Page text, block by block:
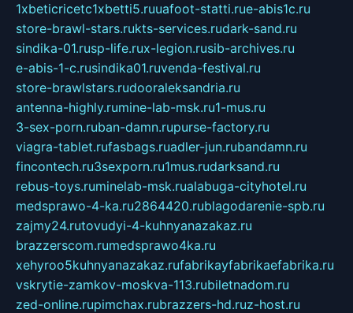
1xbeticricetc1xbetti5.ruuafoot-statti.rue-abis1c.ru
store-brawl-stars.rukts-services.rudark-sand.ru
sindika-01.rusp-life.rux-legion.rusib-archives.ru
e-abis-1-c.rusindika01.ruvenda-festival.ru
store-brawlstars.rudooraleksandria.ru
antenna-highly.rumine-lab-msk.ru1-mus.ru
3-sex-porn.ruban-damn.rupurse-factory.ru
viagra-tablet.rufasbags.ruadler-jun.rubandamn.ru
fincontech.ru3sexporn.ru1mus.rudarksand.ru
rebus-toys.ruminelab-msk.rualabuga-cityhotel.ru
medsprawo-4-ka.ru2864420.rublagodarenie-spb.ru
zajmy24.rutovudyi-4-kuhnyanazakaz.ru
brazzerscom.rumedsprawo4ka.ru
xehyroo5kuhnyanazakaz.rufabrikayfabrikaefabrika.ru
vskrytie-zamkov-moskva-113.rubiletnadom.ru
zed-online.rupimchax.rubrazzers-hd.ruz-host.ru